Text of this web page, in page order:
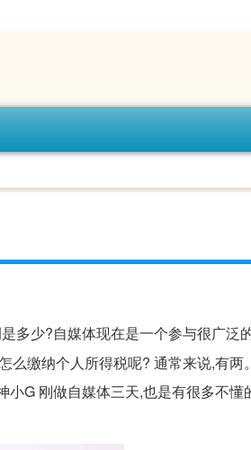
多少?自媒体现在是一个参与很广泛
缴纳个人所得税呢? 通常来说,有
G 刚做自媒体三天,也是有很多不懂